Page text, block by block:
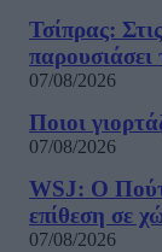
Τσίπρας:
07/08/2026
Ποιοι
07/08/2026
WSJ: Ο
επίθεση σε
07/08/2026